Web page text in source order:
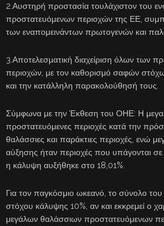
2.Αυστηρή προστασία τουλάχιστον του
προστατευόμενων περιοχών της ΕΕ,
των εναπομεινάντων πρωτογενών και
3.Αποτελεσματική διαχείριση όλων των
περιοχών, με τον καθορισμό σαφών
και την κατάλληλη παρακολούθησή τους.
Σύμφωνα με την Έκθεση του ΟΗΕ: Η
προστατευόμενες περιοχές κατά την
θαλάσσιες και παράκτιες περιοχές, ενώ
αύξησης ήταν περιοχές που υπάγονται σε
η κάλυψη αυξήθηκε στο 18,01%.
Για τον παγκόσμιο ωκεανό, το σύνολο του
στόχου κάλυψης 10%, αν και εκκρεμεί ο
μεγάλων θαλάσσιων προστατευόμενων